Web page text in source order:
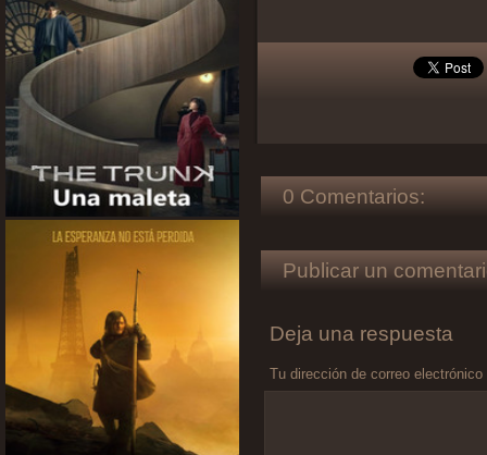
0 Comentarios:
Publicar un
Deja una respuesta
Tu dirección de correo